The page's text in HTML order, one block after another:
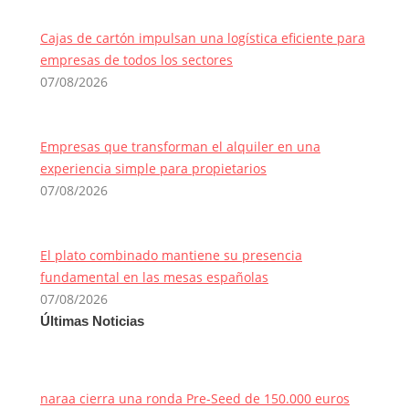
Cajas de cartón impulsan una logística eficiente para
empresas de todos los sectores
07/08/2026
Empresas que transforman el alquiler en una
experiencia simple para propietarios
07/08/2026
El plato combinado mantiene su presencia
fundamental en las mesas españolas
07/08/2026
Últimas Noticias
naraa cierra una ronda Pre-Seed de 150.000 euros